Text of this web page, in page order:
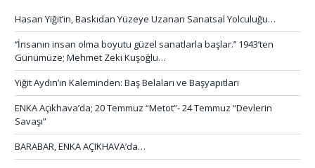
Hasan Yiğit’in, Baskıdan Yüzeye Uzanan Sanatsal Yolculuğu…
‘’İnsanın insan olma boyutu güzel sanatlarla başlar.’’ 1943’ten
Günümüze; Mehmet Zeki Kuşoğlu…
Yiğit Aydın’ın Kaleminden: Baş Belaları ve Başyapıtları
ENKA Açıkhava’da; 20 Temmuz “Metot”- 24 Temmuz “Devlerin
Savaşı”
BARABAR, ENKA AÇIKHAVA’da…